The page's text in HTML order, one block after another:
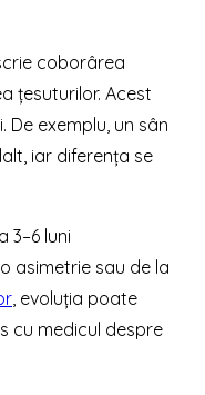
coborârea
țesuturilor. Acest
De exemplu, un sân
iar diferența se
3–6 luni
asimetrie sau de la
, evoluția poate
cu medicul despre